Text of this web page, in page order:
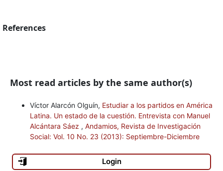
References
Most read articles by the same author(s)
Víctor Alarcón Olguín, Estudiar a los partidos en América
Latina. Un estado de la cuestión. Entrevista con Manuel
Alcántara Sáez , Andamios, Revista de Investigación
Social: Vol. 10 No. 23 (2013): Septiembre-Diciembre
Login